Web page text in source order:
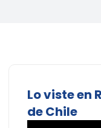
Lo viste en
de Chile